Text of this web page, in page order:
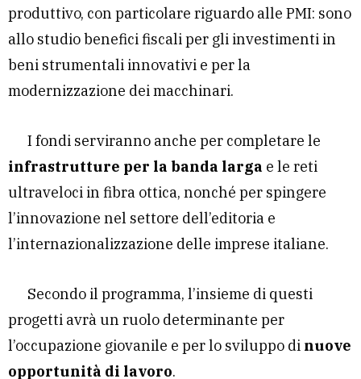
produttivo, con particolare riguardo alle PMI: sono
allo studio benefici fiscali per gli investimenti in
beni strumentali innovativi e per la
modernizzazione dei macchinari.
I fondi serviranno anche per completare le
infrastrutture per la banda larga e le reti
ultraveloci in fibra ottica, nonché per spingere
l’innovazione nel settore dell’editoria e
l’internazionalizzazione delle imprese italiane.
Secondo il programma, l’insieme di questi
progetti avrà un ruolo determinante per
l’occupazione giovanile e per lo sviluppo di nuove
opportunità di lavoro.